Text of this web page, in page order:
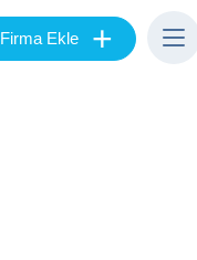
Firma Ekle +